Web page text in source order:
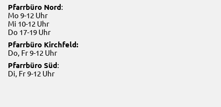
Pfarrbüro Nord:
Mo 9-12 Uhr
Mi 10-12 Uhr
Do 17-19 Uhr
Pfarrbüro Kirchfeld:
Do, Fr 9-12 Uhr
Pfarrbüro Süd:
Di, Fr 9-12 Uhr